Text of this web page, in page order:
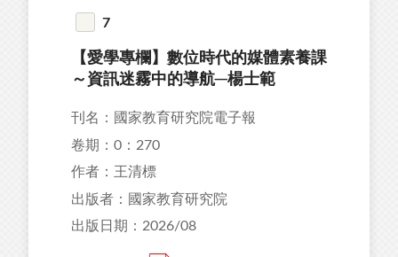
7
【愛學專欄】數位時代的媒體素養課
～資訊迷霧中的導航─楊士範
刊名：國家教育研究院電子報
卷期：0：270
作者：王清標
出版者：國家教育研究院
出版日期：2026/08